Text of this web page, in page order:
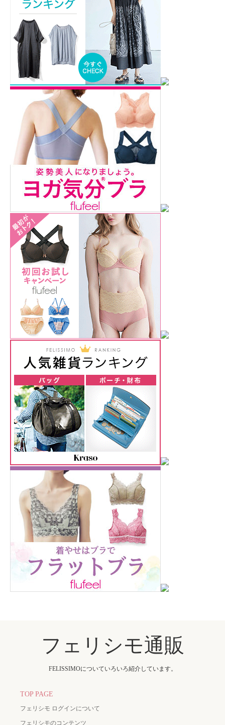
フェリシモ通販
FELISSIMOについていろいろ紹介しています。
TOP PAGE
フェリシモ ログインについて
フェリシモのコンテンツ